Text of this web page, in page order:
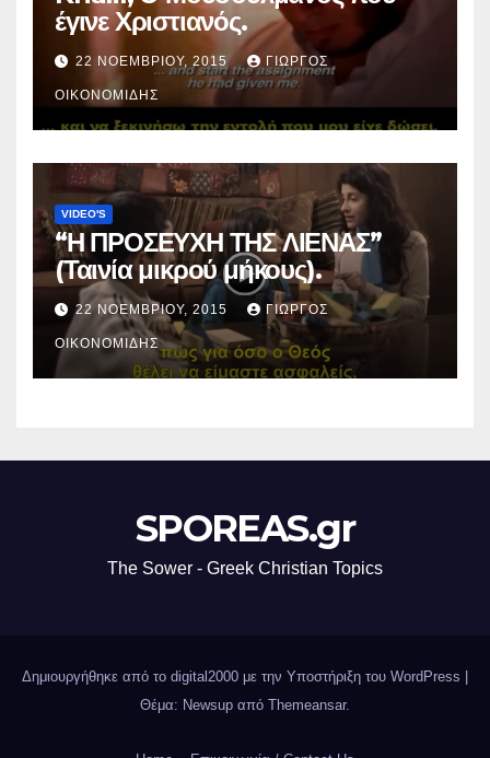
έγινε Χριστιανός.
22 ΝΟΕΜΒΡΊΟΥ, 2015 ΓΙΏΡΓΟΣ
ΟΙΚΟΝΟΜΊΔΗΣ
VIDEO'S
“Η ΠΡΟΣΕΥΧΗ ΤΗΣ ΛΙΕΝΑΣ”
(Ταινία μικρού μήκους).
22 ΝΟΕΜΒΡΊΟΥ, 2015 ΓΙΏΡΓΟΣ
ΟΙΚΟΝΟΜΊΔΗΣ
SPOREAS.gr
The Sower - Greek Christian Topics
Δημιουργήθηκε από το digital2000 με την Υποστήριξη του WordPress
Θέμα: Newsup από Themeansar.